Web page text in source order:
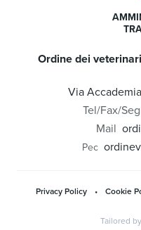
Ordine dei
Via
Tel/Fax/
Mail
Pec
Privacy Policy • Cookie
Tailored by